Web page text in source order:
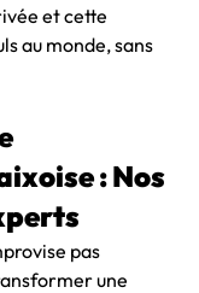
et cette
au monde, sans
: Nos
pas
une